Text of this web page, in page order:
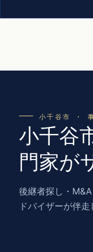
小千谷市 · 事
小千谷
門家が
後継者探し・
ドバイザーが伴走